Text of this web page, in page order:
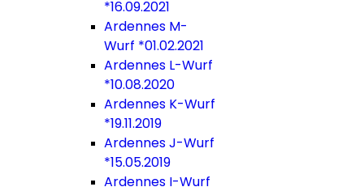
*16.09.2021
Ardennes M-
Wurf *01.02.2021
Ardennes L-Wurf
*10.08.2020
Ardennes K-Wurf
*19.11.2019
Ardennes J-Wurf
*15.05.2019
Ardennes I-Wurf